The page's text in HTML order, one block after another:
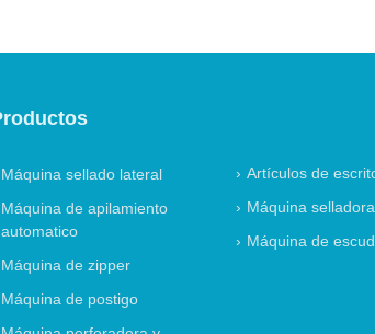
Máquina sellado lateral
Máquina de apilamiento
automatico
Máquina de zipper
Máquina de postigo
Artículos de
Máquina
Máquina de